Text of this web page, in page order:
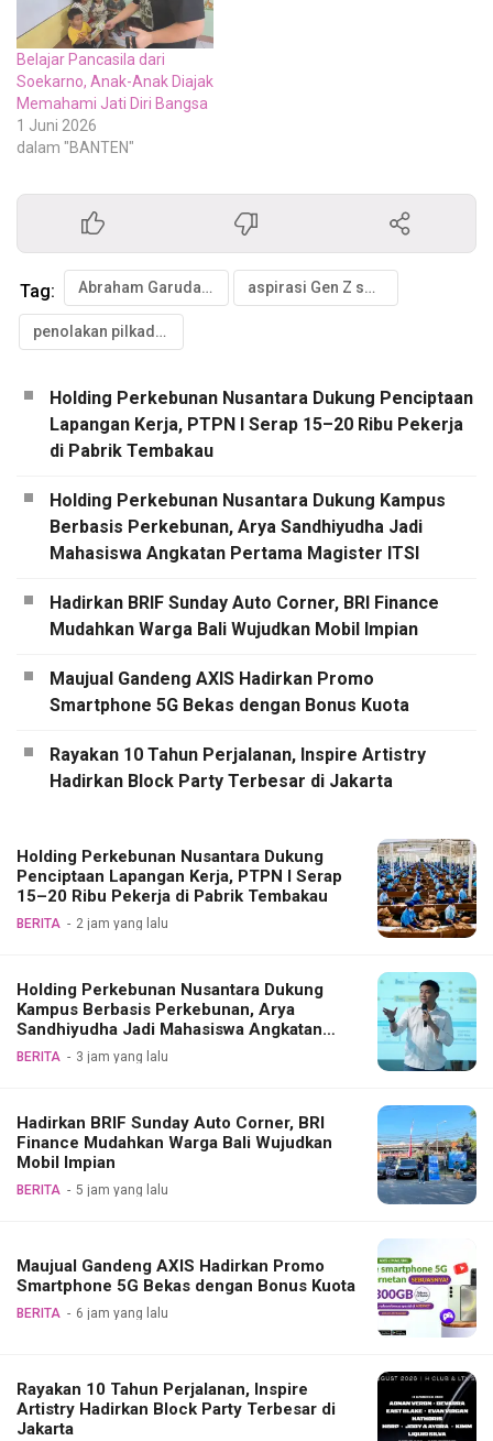
Belajar Pancasila dari
Soekarno, Anak-Anak Diajak
Memahami Jati Diri Bangsa
1 Juni 2026
dalam "BANTEN"
Tag: Abraham Garuda Laksono DPRD Banten PDIP aspirasi Gen Z soal pilkada langsung
penolakan pilkada melalui dprd oleh generasi muda
Holding Perkebunan Nusantara Dukung Penciptaan
Lapangan Kerja, PTPN I Serap 15–20 Ribu Pekerja
di Pabrik Tembakau
Holding Perkebunan Nusantara Dukung Kampus
Berbasis Perkebunan, Arya Sandhiyudha Jadi
Mahasiswa Angkatan Pertama Magister ITSI
Hadirkan BRIF Sunday Auto Corner, BRI Finance
Mudahkan Warga Bali Wujudkan Mobil Impian
Maujual Gandeng AXIS Hadirkan Promo
Smartphone 5G Bekas dengan Bonus Kuota
Rayakan 10 Tahun Perjalanan, Inspire Artistry
Hadirkan Block Party Terbesar di Jakarta
Holding Perkebunan Nusantara Dukung
Penciptaan Lapangan Kerja, PTPN I Serap
15–20 Ribu Pekerja di Pabrik Tembakau
BERITA 2 jam yang lalu
Holding Perkebunan Nusantara Dukung
Kampus Berbasis Perkebunan, Arya
Sandhiyudha Jadi Mahasiswa Angkatan
Pertama Magister ITSI
BERITA 3 jam yang lalu
Hadirkan BRIF Sunday Auto Corner, BRI
Finance Mudahkan Warga Bali Wujudkan
Mobil Impian
BERITA 5 jam yang lalu
Maujual Gandeng AXIS Hadirkan Promo
Smartphone 5G Bekas dengan Bonus Kuota
BERITA 6 jam yang lalu
Rayakan 10 Tahun Perjalanan, Inspire
Artistry Hadirkan Block Party Terbesar di
Jakarta